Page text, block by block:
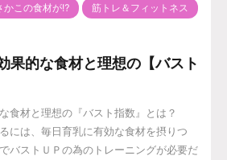
かこの食材が⁉️ 筋トレ＆フィットネス
果的な食材と理想の【バスト
食材と理想の『バスト指数』とは？
には、毎日育乳に有効な食材を摂りつ
バストＵＰの為のトレーニングが必要だ